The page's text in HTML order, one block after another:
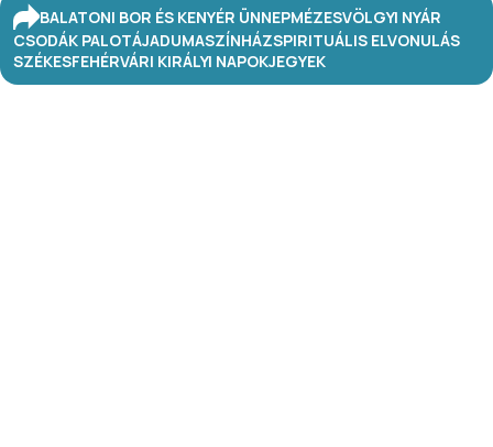
BALATONI BOR ÉS KENYÉR ÜNNEPMÉZESVÖLGYI NYÁR
CSODÁK PALOTÁJADUMASZÍNHÁZSPIRITUÁLIS ELVONULÁS
SZÉKESFEHÉRVÁRI KIRÁLYI NAPOKJEGYEK